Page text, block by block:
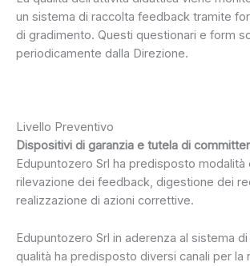
un sistema di raccolta feedback tramite
di gradimento. Questi questionari e form
periodicamente dalla Direzione.
Livello Preventivo
Dispositivi di garanzia e tutela di
Edupuntozero Srl ha predisposto modalità
rilevazione dei feedback, digestione dei
realizzazione di azioni correttive.
Edupuntozero Srl in aderenza al sistema
qualità ha predisposto diversi canali per la